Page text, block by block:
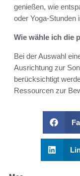
genießen, wie
oder Yoga-Stunden
Wie wähle ich die
Bei der Auswahl
Ausrichtung zur
berücksichtigt
Ressourcen zur